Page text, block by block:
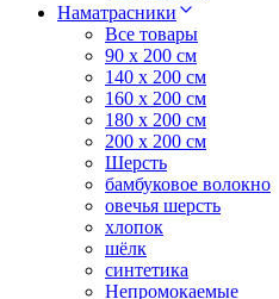
Наматрасники
Все товары
90 x 200 см
140 x 200 см
160 x 200 см
180 x 200 см
200 x 200 см
Шерсть
бамбуковое волокно
овечья шерсть
хлопок
шёлк
синтетика
Непромокаемые